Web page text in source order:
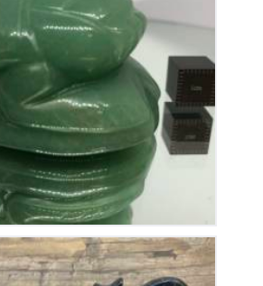
Scarabée Aventurine